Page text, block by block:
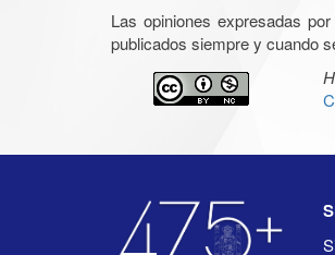
Las opiniones expresadas
publicados siempre y cuando